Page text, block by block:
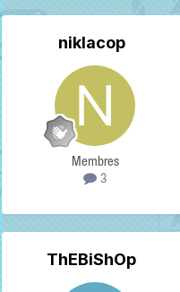
niklacop
Membres
3
ThEBiShOp